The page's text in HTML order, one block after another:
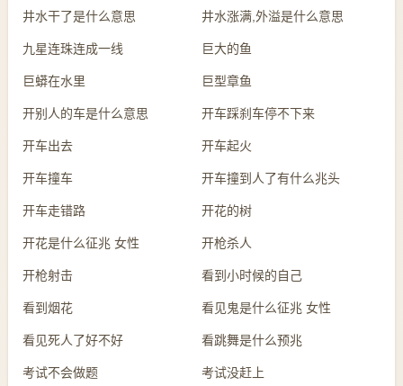
井水干了是什么意思 井水涨满,外溢是什么意思
九星连珠连成一线 巨大的鱼
巨蟒在水里 巨型章鱼
开别人的车是什么意思 开车踩刹车停不下来
开车出去 开车起火
开车撞车 开车撞到人了有什么兆头
开车走错路 开花的树
开花是什么征兆 女性 开枪杀人
开枪射击 看到小时候的自己
看到烟花 看见鬼是什么征兆 女性
看见死人了好不好 看跳舞是什么预兆
考试不会做题 考试没赶上